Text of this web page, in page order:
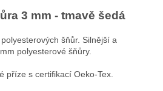
3 mm - tmavě šedá
šňůr. Silnější a
polyesterové šňůry.
příze s certifikací Oeko-Tex.